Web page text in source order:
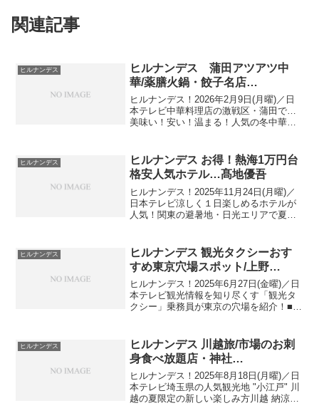
関連記事
ヒルナンデス
ヒルナンデス 蒲田アツアツ中
華/薬膳火鍋・餃子名店…
ヒルナンデス！2026年2月9日(月曜)／日
本テレビ中華料理店の激戦区・蒲田で…
美味い！安い！温まる！人気の冬中華が
たうま煮▼ 芸能界きってのマニア！鈴木
砂羽イチ...
ヒルナンデス
ヒルナンデス お得！熱海1万円台
格安人気ホテル…髙地優吾
ヒルナンデス！2025年11月24日(月曜)／
日本テレビ涼しく１日楽しめるホテルが
人気！関東の避暑地・日光エリアで夏休
沢慎吾が話題のホテルの魅力を調査10軒
のホテルが...
ヒルナンデス
ヒルナンデス 観光タクシーおす
すめ東京穴場スポット/上野…
ヒルナンデス！2025年6月27日(金曜)／日
本テレビ観光情報を知り尽くす「観光タ
クシー」乗務員が東京の穴場を紹介！■
人！世界一の電波塔＆お買い物「東京ス
カイ...
ヒルナンデス
ヒルナンデス 川越旅/市場のお刺
身食べ放題店・神社…
ヒルナンデス！2025年8月18日(月曜)／日
本テレビ埼玉県の人気観光地 "小江戸" 川
越の夏限定の新しい楽しみ方川越 納涼＆